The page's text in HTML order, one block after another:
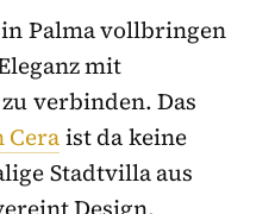
Palma vollbringen
mit
verbinden. Das
Ceraist da keine
Stadtvilla aus